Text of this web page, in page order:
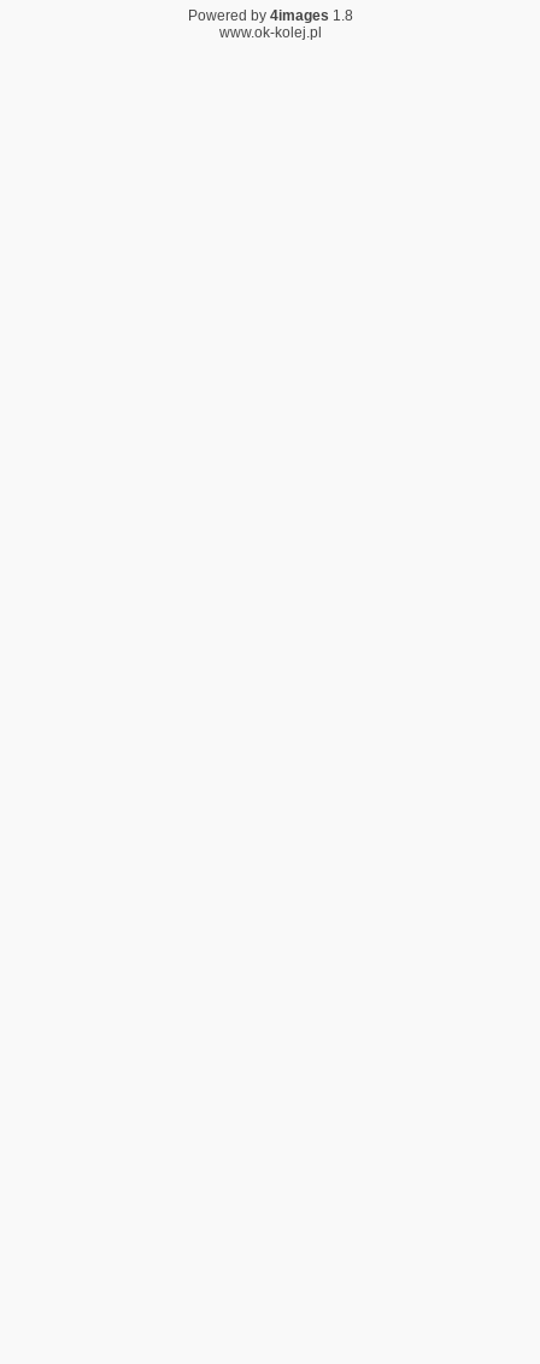
Powered by 4images 1.8
www.ok-kolej.pl